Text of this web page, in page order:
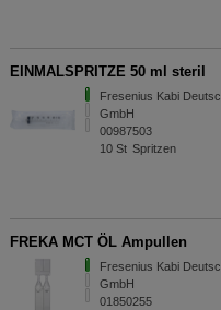
EINMALSPRITZE 50 ml steril
Fresenius Kabi
GmbH
00987503
10 St Spritzen
FREKA MCT ÖL Ampullen
Fresenius Kabi
GmbH
01850255